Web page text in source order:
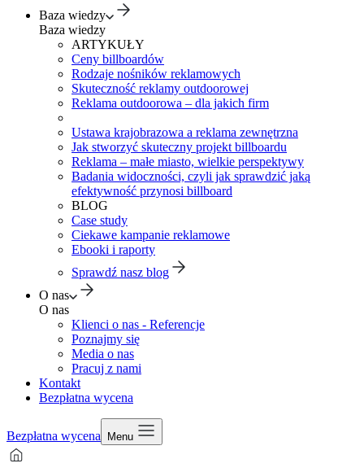
Baza wiedzy
Baza wiedzy
ARTYKUŁY
Ceny billboardów
Rodzaje nośników reklamowych
Skuteczność reklamy outdoorowej
Reklama outdoorowa – dla jakich firm
Ustawa krajobrazowa a reklama zewnętrzna
Jak stworzyć skuteczny projekt billboardu
Reklama – małe miasto, wielkie perspektywy
Badania widoczności, czyli jak sprawdzić jaką
efektywność przynosi billboard
BLOG
Case study
Ciekawe kampanie reklamowe
Ebooki i raporty
Sprawdź nasz blog
O nas
O nas
Klienci o nas - Referencje
Poznajmy się
Media o nas
Pracuj z nami
Kontakt
Bezpłatna wycena
Bezpłatna wycena Menu